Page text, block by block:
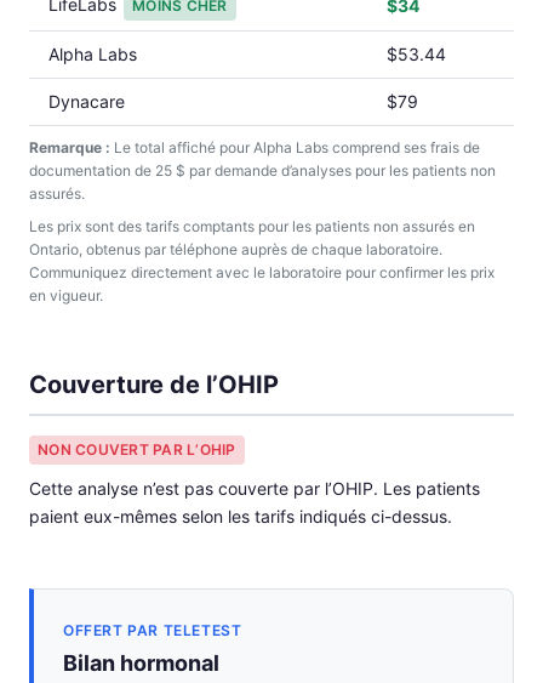
LifeLabs MOINS CHER $34
Alpha Labs $53.44
Dynacare $79
Remarque : Le total affiché pour Alpha Labs comprend ses frais de
documentation de 25 $ par demande d’analyses pour les patients non
assurés.
Les prix sont des tarifs comptants pour les patients non assurés en
Ontario, obtenus par téléphone auprès de chaque laboratoire.
Communiquez directement avec le laboratoire pour confirmer les prix
en vigueur.
Couverture de l’OHIP
NON COUVERT PAR L’OHIP
Cette analyse n’est pas couverte par l’OHIP. Les patients
paient eux-mêmes selon les tarifs indiqués ci-dessus.
OFFERT PAR TELETEST
Bilan hormonal